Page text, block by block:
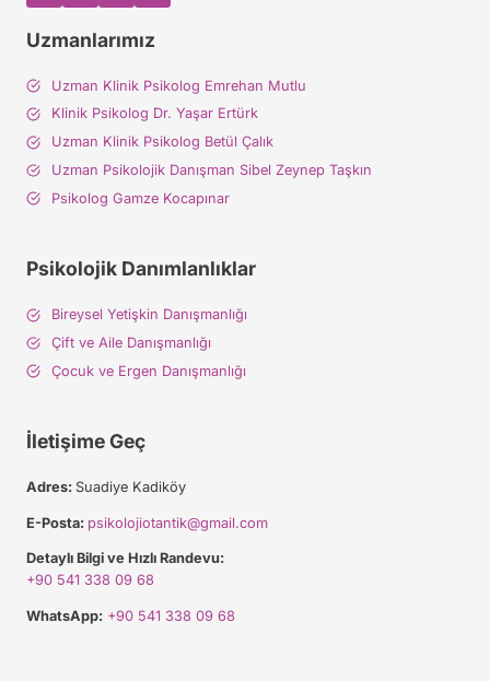
Uzmanlarımız
Uzman Klinik Psikolog Emrehan Mutlu
Klinik Psikolog Dr. Yaşar Ertürk
Uzman Klinik Psikolog Betül Çalık
Uzman Psikolojik Danışman Sibel Zeynep Taşkın
Psikolog Gamze Kocapınar
Psikolojik Danımlanlıklar
Bireysel Yetişkin Danışmanlığı
Çift ve Aile Danışmanlığı
Çocuk ve Ergen Danışmanlığı
İletişime Geç
Adres: Suadiye Kadiköy
E-Posta: psikolojiotantik@gmail.com
Detaylı Bilgi ve Hızlı Randevu:
+90 541 338 09 68
WhatsApp: +90 541 338 09 68